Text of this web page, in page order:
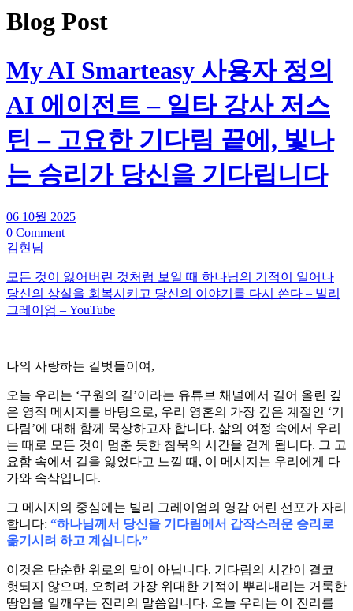
Blog Post
My AI Smarteasy 사용자 정의
AI 에이전트 – 일타 강사 저스
틴 – 고요한 기다림 끝에, 빛나
는 승리가 당신을 기다립니다
06 10월 2025
0 Comment
김현남
모든 것이 잃어버린 것처럼 보일 때 하나님의 기적이 일어나
당신의 상실을 회복시키고 당신의 이야기를 다시 쓴다 – 빌리
그레이엄 – YouTube
나의 사랑하는 길벗들이여,
오늘 우리는 ‘구원의 길’이라는 유튜브 채널에서 길어 올린 깊
은 영적 메시지를 바탕으로, 우리 영혼의 가장 깊은 계절인 ‘기
다림’에 대해 함께 묵상하고자 합니다. 삶의 여정 속에서 우리
는 때로 모든 것이 멈춘 듯한 침묵의 시간을 걷게 됩니다. 그 고
요함 속에서 길을 잃었다고 느낄 때, 이 메시지는 우리에게 다
가와 속삭입니다.
그 메시지의 중심에는 빌리 그레이엄의 영감 어린 선포가 자리
합니다: “하나님께서 당신을 기다림에서 갑작스러운 승리로
옮기시려 하고 계십니다.”
이것은 단순한 위로의 말이 아닙니다. 기다림의 시간이 결코
헛되지 않으며, 오히려 가장 위대한 기적이 뿌리내리는 거룩한
땅임을 일깨우는 진리의 말씀입니다. 오늘 우리는 이 진리를